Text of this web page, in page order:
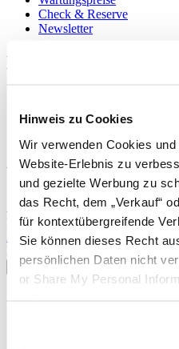
Hinweis zu Cookies
Wir verwenden Cookies
Website-Erlebnis zu
und gezielte Werbung zu
das Recht, dem „Verkauf“
für kontextübergreifende
Sie können dieses Recht
persönlichen Daten nicht
or Share My Personal
Check & Reserve
Newsletter
Rechtliches
Hinweis zu Cookies
Verkaufsbedingungen und
Willkommen im
Abonnieren Sie unseren
Information
Anmelden
Land/Region auswählen
Sprachumschalter